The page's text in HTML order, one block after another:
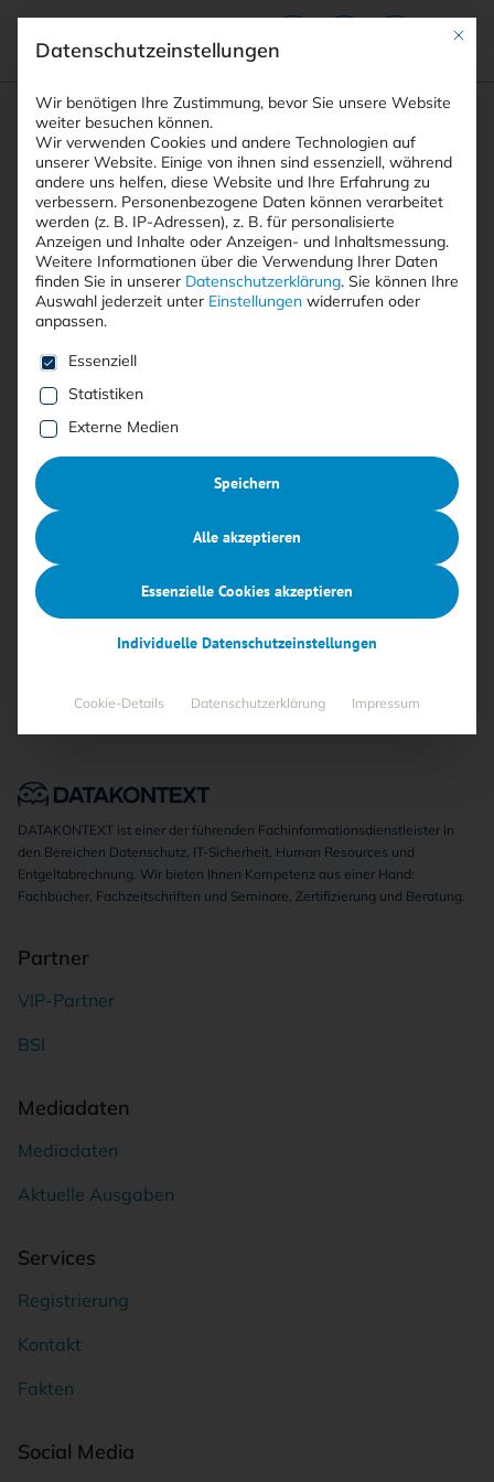
Suchfeld
Suchen
Breadcrumb-Navigation
STARTSEITE SECURITY-BY-DEFAULT MAIL
Alle Beiträge mit dem
Schlagwort “Security-by-
Default Mail”
<kes>+
Keine Beiträge gefunden
DATAKONTEXT ist einer der führenden Fachinformationsdienstleister in
den Bereichen Datenschutz, IT-Sicherheit, Human Resources und
Entgeltabrechnung. Wir bieten Ihnen Kompetenz aus einer Hand:
Fachbücher, Fachzeitschriften und Seminare, Zertifizierung und Beratung.
Partner
VIP-Partner
BSI
Mediadaten
Mediadaten
Aktuelle Ausgaben
Services
Registrierung
Kontakt
Fakten
Social Media
Mit
Datenschutzeinstellungen
Wir benötigen Ihre Zustimmung, bevor Sie unsere Website
weiter besuchen können.
Wir verwenden Cookies und andere Technologien auf
unserer Website. Einige von ihnen sind essenziell, während
andere uns helfen, diese Website und Ihre Erfahrung zu
verbessern. Personenbezogene Daten können verarbeitet
werden (z. B. IP-Adressen), z. B. für personalisierte
Anzeigen und Inhalte oder Anzeigen- und Inhaltsmessung.
Weitere Informationen über die Verwendung Ihrer Daten
finden Sie in unserer Datenschutzerklärung. Sie können Ihre
Auswahl jederzeit unter Einstellungen widerrufen oder
anpassen.
Es folgt eine Liste der Service-Gruppen, für die eine
Essenziell
Statistiken
Externe Medien
Speichern
Alle akzeptieren
Essenzielle Cookies akzeptieren
Individuelle Datenschutzeinstellungen
Cookie-Details Datenschutzerklärung Impressum